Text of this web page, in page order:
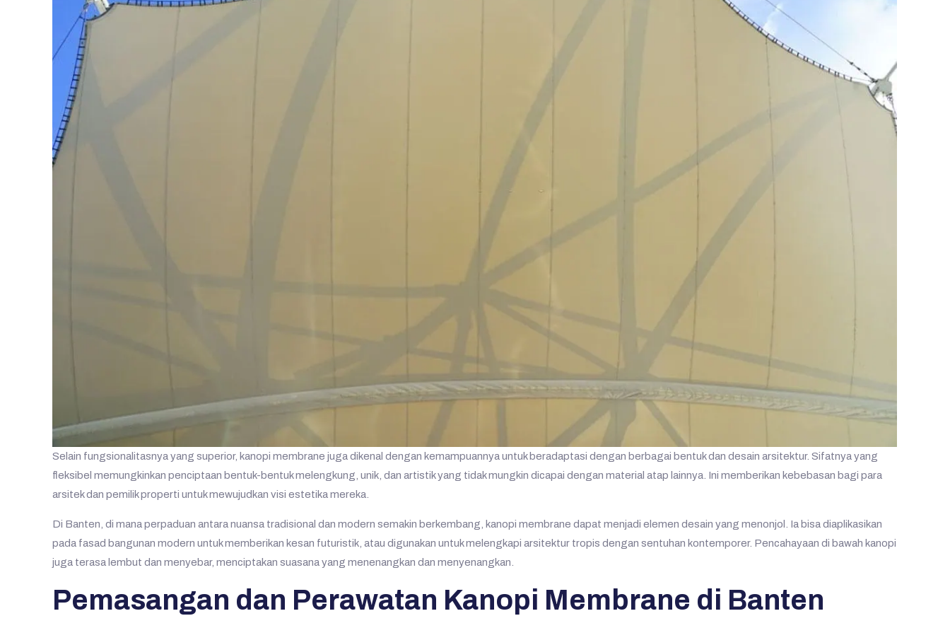
Selain fungsionalitasnya yang superior, kanopi membrane juga dikenal dengan kemampuannya untuk beradaptasi dengan berbagai bentuk dan desain arsitektur. Sifatnya yang
fleksibel memungkinkan penciptaan bentuk-bentuk melengkung, unik, dan artistik yang tidak mungkin dicapai dengan material atap lainnya. Ini memberikan kebebasan bagi para
arsitek dan pemilik properti untuk mewujudkan visi estetika mereka.
Di Banten, di mana perpaduan antara nuansa tradisional dan modern semakin berkembang, kanopi membrane dapat menjadi elemen desain yang menonjol. Ia bisa diaplikasikan
pada fasad bangunan modern untuk memberikan kesan futuristik, atau digunakan untuk melengkapi arsitektur tropis dengan sentuhan kontemporer. Pencahayaan di bawah kanopi
juga terasa lembut dan menyebar, menciptakan suasana yang menenangkan dan menyenangkan.
Pemasangan dan Perawatan Kanopi Membrane di Banten